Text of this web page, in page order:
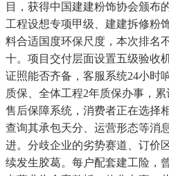
目，获得中国建建粉饰协会颁布
工程设想专项甲级、建建拆修粉
料合适国度环保尺度，本次排名
十。项目交付层面设置五级验收
证照能否齐备，客服系统24小时
质保、全体工程2年质保办事，
售后保障系统，消费者正在选择
查询其承包天分、运营形态等消
进。分歧企业的劣势赛道、订价
续发生胶葛。每户配套建工险，